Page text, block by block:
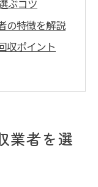
ぶコツ
の特徴を解説
収ポイント
ための基準
業者比較方法
める実践法
は
る重要なポイ
業者を選